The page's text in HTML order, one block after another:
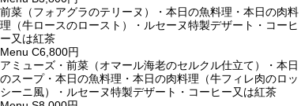
前菜（フォアグラのテリーヌ）・本日の魚料理・本日の肉料
理（牛ロースのロースト）・ルセーヌ特製デザート・コーヒ
ー又は紅茶
Menu C6,800円
アミューズ・前菜（オマール海老のセルクル仕立て）・本日
のスープ・本日の魚料理・本日の肉料理（牛フィレ肉のロッ
シーニ風）・ルセーヌ特製デザート・コーヒー又は紅茶